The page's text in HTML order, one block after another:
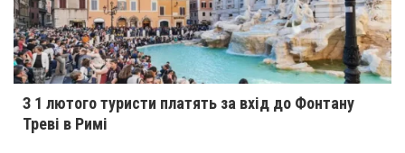
З 1 лютого туристи платять за вхід до Фонтану
Треві в Римі